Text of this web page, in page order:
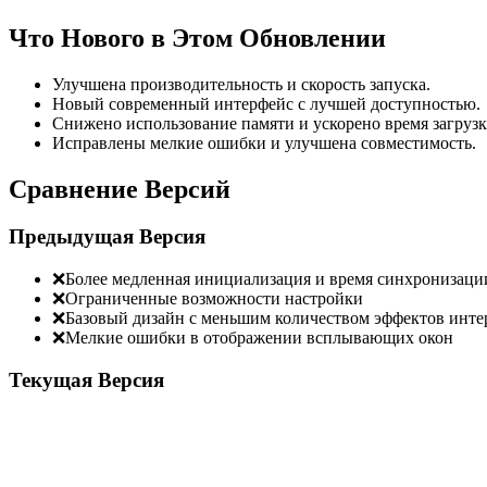
Что Нового в Этом Обновлении
Улучшена производительность и скорость запуска.
Новый современный интерфейс с лучшей доступностью.
Снижено использование памяти и ускорено время
Исправлены мелкие ошибки и улучшена совместимость.
Сравнение Версий
Предыдущая Версия
❌Более медленная инициализация и время
❌Ограниченные возможности настройки
❌Базовый дизайн с меньшим количеством эффектов
❌Мелкие ошибки в отображении всплывающих окон
Текущая Версия